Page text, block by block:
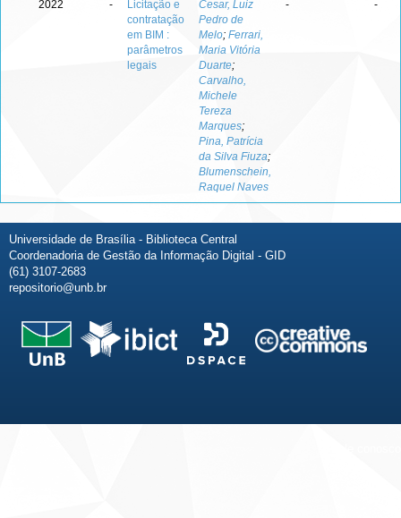
2022 -
Licitação e
contratação
em BIM :
parâmetros
legais
Cesar, Luiz
Pedro de
Melo; Ferrari,
Maria Vitória
Duarte;
Carvalho,
Michele
Tereza
Marques;
Pina, Patrícia
da Silva Fiuza;
Blumenschein,
Raquel Naves
- -
Universidade de Brasília - Biblioteca Central
Coordenadoria de Gestão da Informação Digital - GID
(61) 3107-2683
repositorio@unb.br